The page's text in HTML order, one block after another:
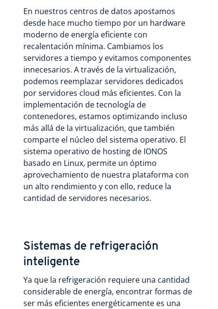
En nuestros centros de datos apostamos
desde hace mucho tiempo por un hardware
moderno de energía eficiente con
recalentación mínima. Cambiamos los
servidores a tiempo y evitamos componentes
innecesarios. A través de la virtualización,
podemos reemplazar servidores dedicados
por servidores cloud más eficientes. Con la
implementación de tecnología de
contenedores, estamos optimizando incluso
más allá de la virtualización, que también
comparte el núcleo del sistema operativo. El
sistema operativo de hosting de IONOS
basado en Linux, permite un óptimo
aprovechamiento de nuestra plataforma con
un alto rendimiento y con ello, reduce la
cantidad de servidores necesarios.
Sistemas de refrigeración
inteligente
Ya que la refrigeración requiere una cantidad
considerable de energía, encontrar formas de
ser más eficientes energéticamente es una